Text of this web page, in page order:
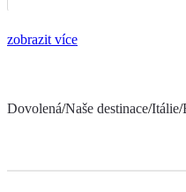
zobrazit více
Dovolená/Naše destinace/Itálie/